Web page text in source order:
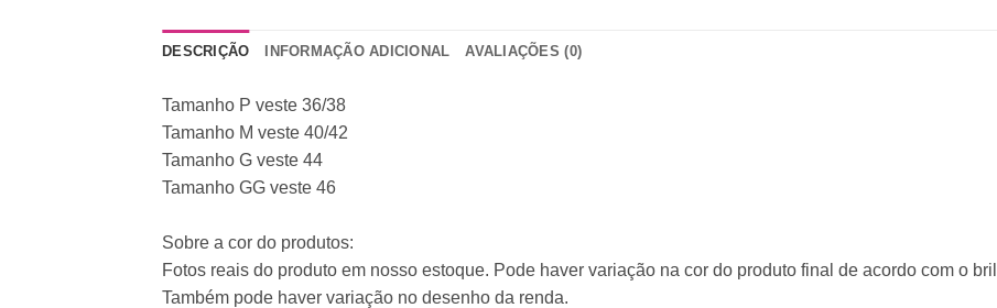
DESCRIÇÃO INFORMAÇÃO ADICIONAL AVALIAÇÕES (0)
Tamanho P veste 36/38
Tamanho M veste 40/42
Tamanho G veste 44
Tamanho GG veste 46
Sobre a cor do produtos:
Fotos reais do produto em nosso estoque. Pode haver variação na cor do produto final de acordo com o
Também pode haver variação no desenho da renda.